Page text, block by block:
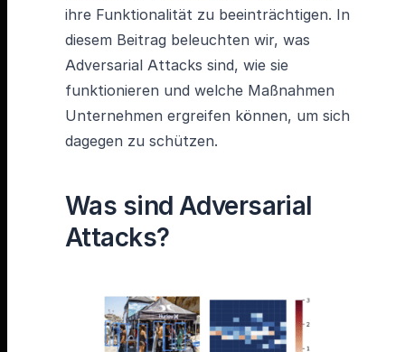
ihre Funktionalität zu beeinträchtigen. In
diesem Beitrag beleuchten wir, was
Adversarial Attacks sind, wie sie
funktionieren und welche Maßnahmen
Unternehmen ergreifen können, um sich
dagegen zu schützen.
Was sind Adversarial
Attacks?